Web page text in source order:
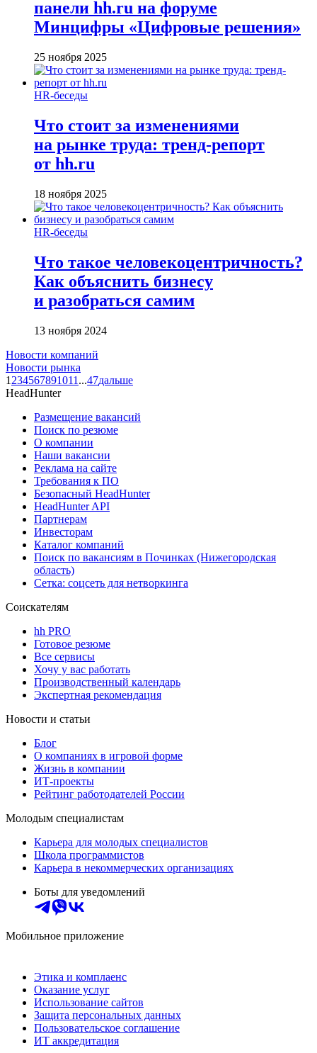
панели hh.ru на форуме
Минцифры «Цифровые решения»
25 ноября 2025
HR-беседы
Что стоит за изменениями
на рынке труда: тренд-репорт
от hh.ru
18 ноября 2025
HR-беседы
Что такое человеко­центричность?
Как объяснить бизнесу
и разобраться самим
13 ноября 2024
Новости компаний
Новости рынка
1 234567891011 ...47дальше
HeadHunter
Размещение вакансий
Поиск по резюме
О компании
Наши вакансии
Реклама на сайте
Требования к ПО
Безопасный HeadHunter
HeadHunter API
Партнерам
Инвесторам
Каталог компаний
Поиск по вакансиям в Починках (Нижегородская
область)
Сетка: соцсеть для нетворкинга
Соискателям
hh PRO
Готовое резюме
Все сервисы
Хочу у вас работать
Производственный календарь
Экспертная рекомендация
Новости и статьи
Блог
О компаниях в игровой форме
Жизнь в компании
ИТ-проекты
Рейтинг работодателей России
Молодым специалистам
Карьера для молодых специалистов
Школа программистов
Карьера в некоммерческих организациях
Боты для уведомлений
Мобильное приложение
Этика и комплаенс
Оказание услуг
Использование сайтов
Защита персональных данных
Пользовательское соглашение
ИТ аккредитация